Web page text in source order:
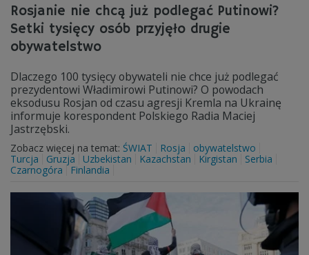
Rosjanie nie chcą już podlegać Putinowi?
Setki tysięcy osób przyjęło drugie
obywatelstwo
Dlaczego 100 tysięcy obywateli nie chce już podlegać
prezydentowi Władimirowi Putinowi? O powodach
eksodusu Rosjan od czasu agresji Kremla na Ukrainę
informuje korespondent Polskiego Radia Maciej
Jastrzębski.
Zobacz więcej na temat: ŚWIAT Rosja
obywatelstwo
Turcja
Gruzja Uzbekistan Kazachstan Kirgistan
Serbia
Czarnogóra
Finlandia